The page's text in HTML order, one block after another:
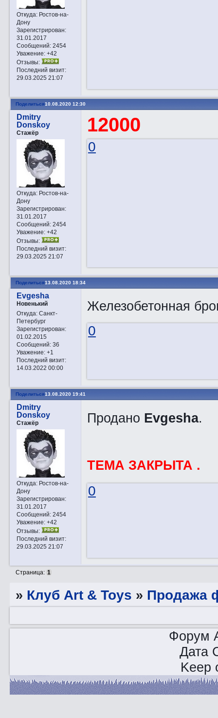
Откуда:Ростов-на-
Дону
Зарегистрирован:
31.01.2017
Сообщений:2454
Уважение: +42
Отзывы:
Последний визит:
29.03.2025 21:07
Поделиться10.08.2020 12:30
Dmitry
Donskoy
Стажёр
Откуда:Ростов-на-
Дону
Зарегистрирован:
31.01.2017
Сообщений:2454
Уважение: +42
Отзывы:
Последний визит:
29.03.2025 21:07
12000
0
Поделиться13.08.2020 18:34
Evgesha
Новенький
Откуда:Санкт-
Петербург
Зарегистрирован:
01.02.2015
Сообщений:36
Уважение: +1
Последний визит:
14.03.2022 00:00
Железобетонная
0
Поделиться13.08.2020 19:41
Dmitry
Donskoy
Стажёр
Откуда:Ростов-на-
Дону
Зарегистрирован:
31.01.2017
Сообщений:2454
Уважение: +42
Отзывы:
Последний визит:
29.03.2025 21:07
Продано Evgesha.
ТЕМА ЗАКРЫТА .
0
Страница: 1
» Клуб Art & Toys » Продажа
Форум
Дата
Keep